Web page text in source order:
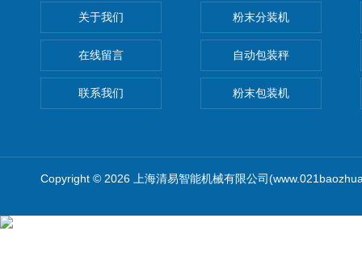
关于我们
在线留言
联系我们
粉末分装机
自动包装秤
粉末包装机
Copyright © 2026 上海清易智能机械有限公司